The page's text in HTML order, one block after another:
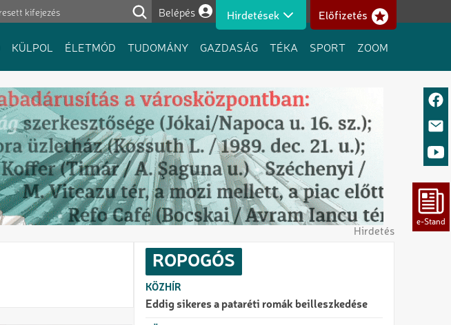
Felhasználói fiók menüje
Belépés Hirdetések Előfizetés
KÜLPOL ÉLETMÓD TUDOMÁNY GAZDASÁG TÉKA SPORT ZOOM
Hirdetés
ROPOGÓS
KÖZHÍR
Eddig sikeres a pataréti romák beilleszkedése